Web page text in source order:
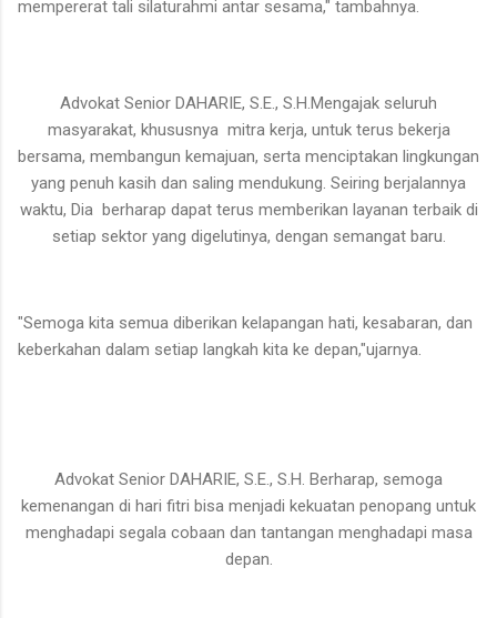
mempererat tali silaturahmi antar sesama," tambahnya.
Advokat Senior DAHARIE, S.E., S.H. Mengajak seluruh
masyarakat, khususnya mitra kerja, untuk terus bekerja
bersama, membangun kemajuan, serta menciptakan lingkungan
yang penuh kasih dan saling mendukung. Seiring berjalannya
waktu, Dia berharap dapat terus memberikan layanan terbaik di
setiap sektor yang digelutinya, dengan semangat baru.
"Semoga kita semua diberikan kelapangan hati, kesabaran, dan
keberkahan dalam setiap langkah kita ke depan,"ujarnya.
Advokat Senior DAHARIE, S.E., S.H. Berharap, semoga
kemenangan di hari fitri bisa menjadi kekuatan penopang untuk
menghadapi segala cobaan dan tantangan menghadapi masa
depan.